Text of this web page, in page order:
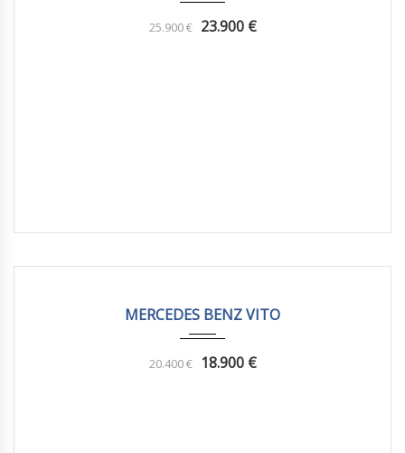
25.900€ 23.900€
MERCEDES BENZ VITO
20.400€ 18.900€